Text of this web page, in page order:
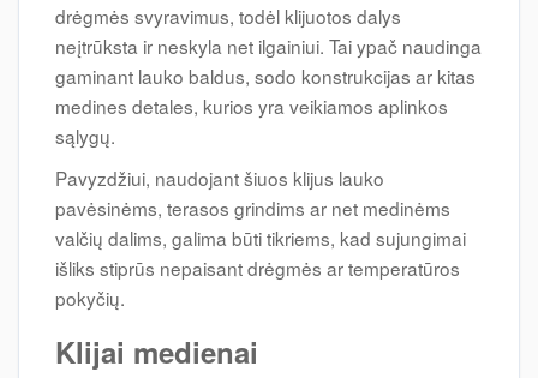
drėgmės svyravimus, todėl klijuotos dalys
neįtrūksta ir neskyla net ilgainiui. Tai ypač naudinga
gaminant lauko baldus, sodo konstrukcijas ar kitas
medines detales, kurios yra veikiamos aplinkos
sąlygų.
Pavyzdžiui, naudojant šiuos klijus lauko
pavėsinėms, terasos grindims ar net medinėms
valčių dalims, galima būti tikriems, kad sujungimai
išliks stiprūs nepaisant drėgmės ar temperatūros
pokyčių.
Klijai medienai